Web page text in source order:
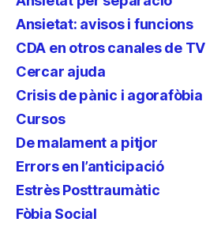
Ansietat: avisos i funcions
CDA en otros canales de TV
Cercar ajuda
Crisis de pànic i agorafòbia
Cursos
De malament a pitjor
Errors en l’anticipació
Estrès Posttraumàtic
Fòbia Social